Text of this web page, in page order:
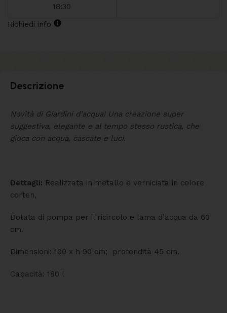
18:30
Richiedi info
Descrizione
Novità di Giardini d’acqua! Una creazione super
suggestiva, elegante e al tempo stesso rustica, che
gioca con acqua, cascate e luci.
Dettagli: Realizzata in metallo e verniciata in colore
corten,
Dotata di pompa per il ricircolo e lama d’acqua da 60
cm.
Dimensioni: 100 x h 90 cm; profondità 45 cm.
Capacità: 180 l